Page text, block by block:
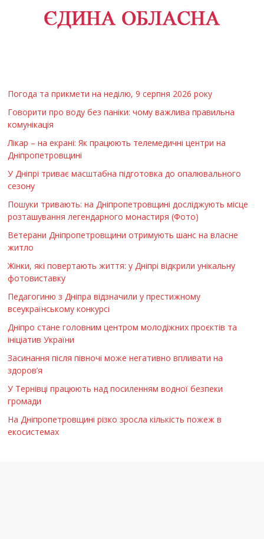
Погода та прикмети на неділю, 9 серпня 2026 року
Говорити про воду без паніки: чому важлива правильна
комунікація
Лікар – на екрані: Як працюють телемедичні центри на
Дніпропетровщині
У Дніпрі триває масштабна підготовка до опалювального
сезону
Пошуки тривають: на Дніпропетровщині досліджують місце
розташування легендарного монастиря (Фото)
Ветерани Дніпропетровщини отримують шанс на власне
житло
Жінки, які повертають життя: у Дніпрі відкрили унікальну
фотовиставку
Педагогиню з Дніпра відзначили у престижному
всеукраїнському конкурсі
Дніпро стане головним центром молодіжних проєктів та
ініціатив України
Засинання після півночі може негативно впливати на
здоров’я
У Тернівці працюють над посиленням водної безпеки
громади
На Дніпропетровщині різко зросла кількість пожеж в
екосистемах